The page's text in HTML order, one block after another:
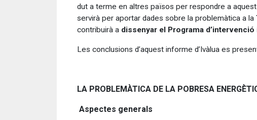
dut a terme en altres països per respondre a
servirà per aportar dades sobre la problemàtica a la
contribuirà a dissenyar el Programa
Les conclusions d’aquest informe d’Ivàlua es
LA PROBLEMÀTICA DE LA POBRESA
Aspectes generals